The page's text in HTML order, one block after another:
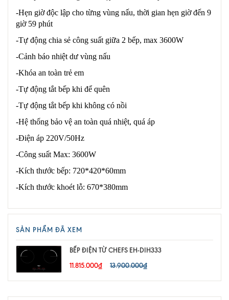
-Hẹn giờ độc lập cho từng vùng nấu, thời gian hẹn giờ đến 9
giờ 59 phút
-Tự động chia sẻ công suất giữa 2 bếp, max 3600W
-Cảnh báo nhiệt dư vùng nấu
-Khóa an toàn trẻ em
-Tự động tắt bếp khi để quên
-Tự động tắt bếp khi không có nồi
-Hệ thống bảo vệ an toàn quá nhiệt, quá áp
-Điện áp 220V/50Hz
-Công suất Max: 3600W
-Kích thước bếp: 720*420*60mm
-Kích thước khoét lỗ: 670*380mm
SẢN PHẨM ĐÃ XEM
BẾP ĐIỆN TỪ CHEFS EH-DIH333
11.815.000₫
13.900.000₫